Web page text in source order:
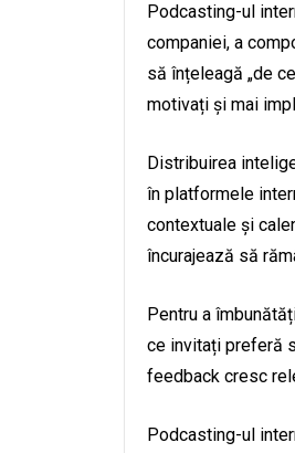
Podcasting-ul
companiei, a
să înțeleagă „de
motivați și mai
Distribuirea
în platformele
contextuale și
încurajează să
Pentru a
ce invitați preferă
feedback cresc
Podcasting-ul